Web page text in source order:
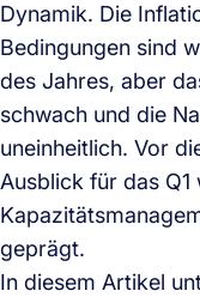
Dynamik. Die
Bedingungen sind
des Jahres, aber
schwach und die
uneinheitlich. Vor
Ausblick für das Q1
geprägt.
In diesem Artikel